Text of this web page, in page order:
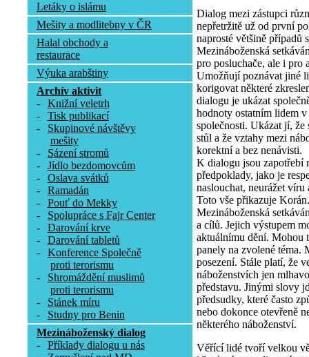
Letáky o islámu
Mešity a modlitebny v ČR
Halal obchody a
restaurace
Výuka arabštiny
Archív aktivit
-
Knižní veletrh
-
Tisk publikací
-
Skupinové návštěvy
mešity
-
Sázení stromů
-
Jídlo bezdomovcům
-
Oslava svátků
-
Ramadán
-
Pouť do Mekky
-
Spolupráce s Fajr Center
-
Darování krve
-
Darování tabletů
-
Konference Společně
proti terorismu
-
Shromáždění muslimů
proti terorismu
-
Stánek míru
-
Studny pro Benin
Mezináboženský dialog
-
Příklady dialogu u nás
Dialog mezi zástupci
nepřetržitě už od první
naprosté většině případů
Mezináboženská
pro posluchače, ale i pro
Umožňují poznávat jiné
korigovat některé
dialogu je ukázat
hodnoty ostatním lidem
společnosti. Ukázat jí, že
stůl a že vztahy mezi
korektní a bez nenávisti.
K dialogu jsou zapotřebí
předpoklady, jako je
naslouchat, neurážet
Toto vše přikazuje Korán.
Mezináboženská
a cílů. Jejich výstupem
aktuálnímu dění. Mohou
panely na zvolené téma.
posezení. Stále platí, že
náboženstvích jen
představu. Jinými slovy
předsudky, které často
nebo dokonce otevřeně
některého náboženství.
Věřící lidé tvoří velkou